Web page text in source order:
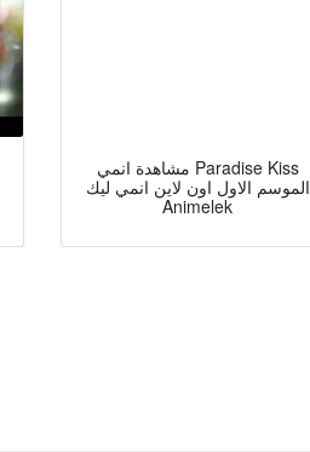
مشاهدة انمي Paradise Kiss
الموسم الاول اون لاين انمي ليك
Animelek